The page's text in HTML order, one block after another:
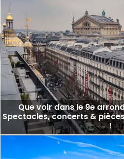
Que voir dans le 9e
Spectacles, concerts &
!